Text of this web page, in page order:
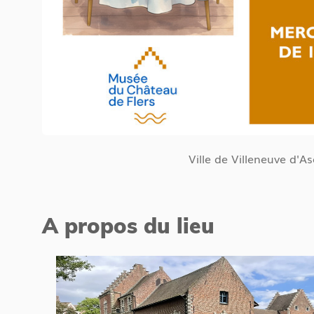
Ville de Villeneuve
A propos du lieu